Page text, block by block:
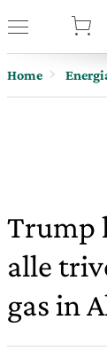
Home
Trump
alle
gas in